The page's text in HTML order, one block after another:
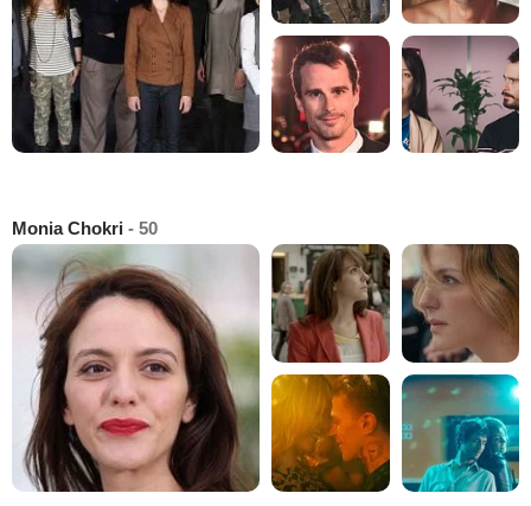
Monia Chokri - 50